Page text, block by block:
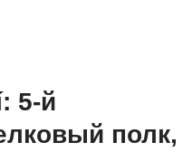
5-й
полк,